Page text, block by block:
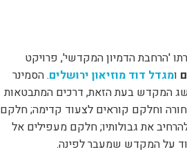
'הרחבת הדמיון המקדשי', פרויקט
ומגדל דוד מוזיאון ירושלים. הסמינר
המקדש בעת הזאת, דרכים המתבטאות
וחלקם קוראים לצעוד קדימה; חלקם
את גבולותיו; חלקם מעפילים אל
על המקדש שמעבר לפינה.